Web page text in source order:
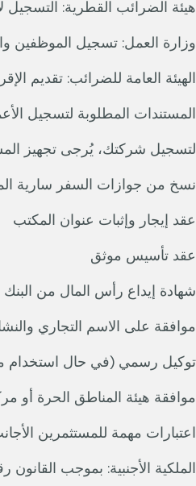
هيئة الضرائب القطرية: التسجيل
وزارة العمل: تسجيل
الهيئة العامة للضرائب: تقديم
المستندات المطلوبة لتسجيل
لتسجيل شركتك، يُرجى تجهيز
نسخ من جوازات السفر سارية
عقد إيجار وإثبات عنوان المكتب
عقد تأسيس موثق
شهادة إيداع رأس المال من البنك
موافقة على الاسم التجاري
توكيل رسمي (في حال استخدام
موافقة هيئة المناطق الحرة أو
اعتبارات مهمة للمستثمرين
الملكية الأجنبية: بموجب القانون رقم ١ لسنة ٢٠١٩، يمكن للمستثمرين الأجانب امتلاك ما يصل إلى ١٠٠٪ من الشركات في العديد من القطاعات، بشرط موافقة وزارة